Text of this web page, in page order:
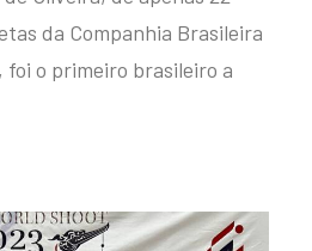
da Companhia Brasileira
foi o primeiro brasileiro a